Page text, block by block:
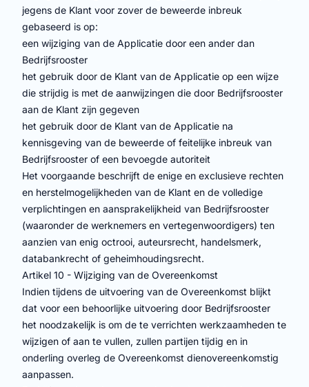
jegens de Klant voor zover de beweerde inbreuk
gebaseerd is op:
een wijziging van de Applicatie door een ander dan
Bedrijfsrooster
het gebruik door de Klant van de Applicatie op een wijze
die strijdig is met de aanwijzingen die door Bedrijfsrooster
aan de Klant zijn gegeven
het gebruik door de Klant van de Applicatie na
kennisgeving van de beweerde of feitelijke inbreuk van
Bedrijfsrooster of een bevoegde autoriteit
Het voorgaande beschrijft de enige en exclusieve rechten
en herstelmogelijkheden van de Klant en de volledige
verplichtingen en aansprakelijkheid van Bedrijfsrooster
(waaronder de werknemers en vertegenwoordigers) ten
aanzien van enig octrooi, auteursrecht, handelsmerk,
databankrecht of geheimhoudingsrecht.
Artikel 10 - Wijziging van de Overeenkomst
Indien tijdens de uitvoering van de Overeenkomst blijkt
dat voor een behoorlijke uitvoering door Bedrijfsrooster
het noodzakelijk is om de te verrichten werkzaamheden te
wijzigen of aan te vullen, zullen partijen tijdig en in
onderling overleg de Overeenkomst dienovereenkomstig
aanpassen.